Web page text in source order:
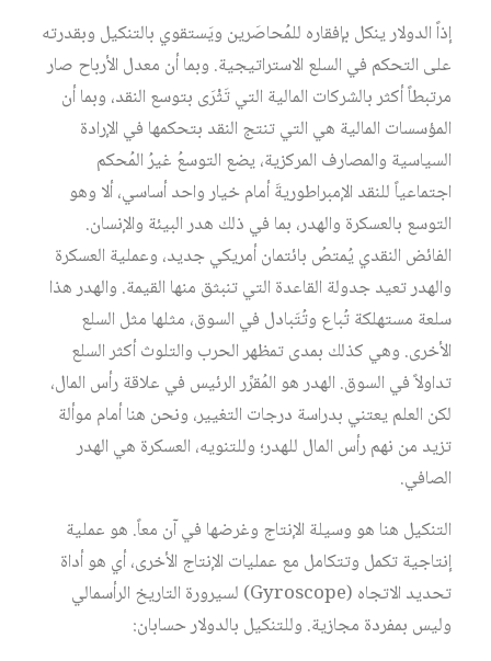
إذاً الدولار ينكل بإفقاره للمُحاصَرين ويَستقوي بالتنكيل وبقدرته
على التحكم في السلع الاستراتيجية. وبما أن معدل الأرباح صار
مرتبطاً أكثر بالشركات المالية التي تَثْرَى بتوسع النقد، وبما أن
المؤسسات المالية هي التي تنتج النقد بتحكمها في الإرادة
السياسية والمصارف المركزية، يضع التوسعُ غيرُ المُحكم
اجتماعياً للنقد الإمبراطوريةَ أمام خيار واحد أساسي، ألا وهو
التوسع بالعسكرة والهدر، بما في ذلك هدر البيئة والإنسان.
الفائض النقدي يُمتصُ بائتمان أمريكي جديد، وعملية العسكرة
والهدر تعيد جدولة القاعدة التي تنبثق منها القيمة. والهدر هذا
سلعة مستهلكة تُباع وتُتَبادل في السوق، مثلها مثل السلع
الأخرى. وهي كذلك بمدى تمظهر الحرب والتلوث أكثر السلع
تداولاً في السوق. الهدر هو المُقرِّر الرئيس في علاقة رأس المال،
لكن العلم يعتني بدراسة درجات التغيير، ونحن هنا أمام موألة
تزيد من نهم رأس المال للهدر؛ وللتنويه، العسكرة هي الهدر
الصافي.
التنكيل هنا هو وسيلة الإنتاج وغرضها في آن معاً. هو عملية
إنتاجية تكمل وتتكامل مع عمليات الإنتاج الأخرى، أي هو أداة
تحديد الاتجاه (Gyroscope) لسيرورة التاريخ الرأسمالي
وليس بمفردة مجازية. وللتنكيل بالدولار حسابان: